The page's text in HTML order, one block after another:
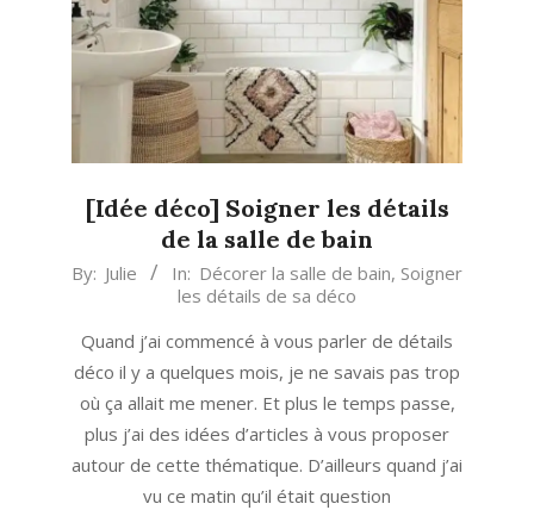
[Idée déco] Soigner les détails
de la salle de bain
2022-
08
By: Julie In: Décorer la salle de bain, Soigner
les détails de sa déco
Quand j’ai commencé à vous parler de détails
déco il y a quelques mois, je ne savais pas trop
où ça allait me mener. Et plus le temps passe,
plus j’ai des idées d’articles à vous proposer
autour de cette thématique. D’ailleurs quand j’ai
vu ce matin qu’il était question